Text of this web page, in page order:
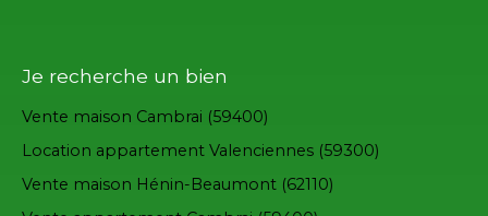
Je recherche un bien
Vente maison Cambrai (59400)
Location appartement Valenciennes (59300)
Vente maison Hénin-Beaumont (62110)